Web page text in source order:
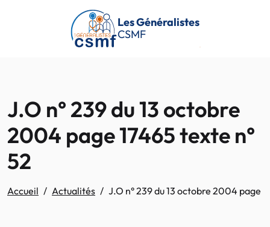
Passer au contenu principal
Les Généralistes
CSMF
J.O n° 239 du 13 octobre
2004 page 17465 texte n°
52
Accueil Actualités J.O n° 239 du 13 octobre 2004 page